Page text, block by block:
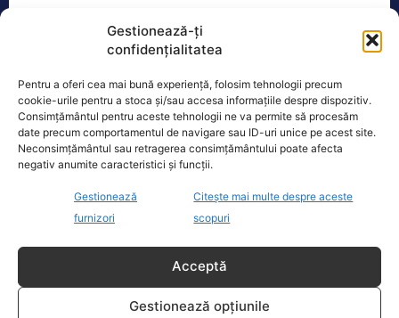
Gestionează-ți
confidențialitatea
Pentru a oferi cea mai bună experiență, folosim tehnologii precum
cookie-urile pentru a stoca și/sau accesa informațiile despre dispozitiv.
Consimțământul pentru aceste tehnologii ne va permite să procesăm
date precum comportamentul de navigare sau ID-uri unice pe acest site.
Neconsimțământul sau retragerea consimțământului poate afecta
negativ anumite caracteristici și funcții.
Gestionează
furnizori
Citește mai multe despre aceste
scopuri
Acceptă
Gestionează opțiunile
Un copil de doar 2 ani din Reghin a
trecut printr-un moment dramatic,
vineri, după ce și-a prins mâna
dreaptă[...]
Prețurile carburanților, în scădere ușoară. Prima
etapă a măsurilor de criză intră în vigoare